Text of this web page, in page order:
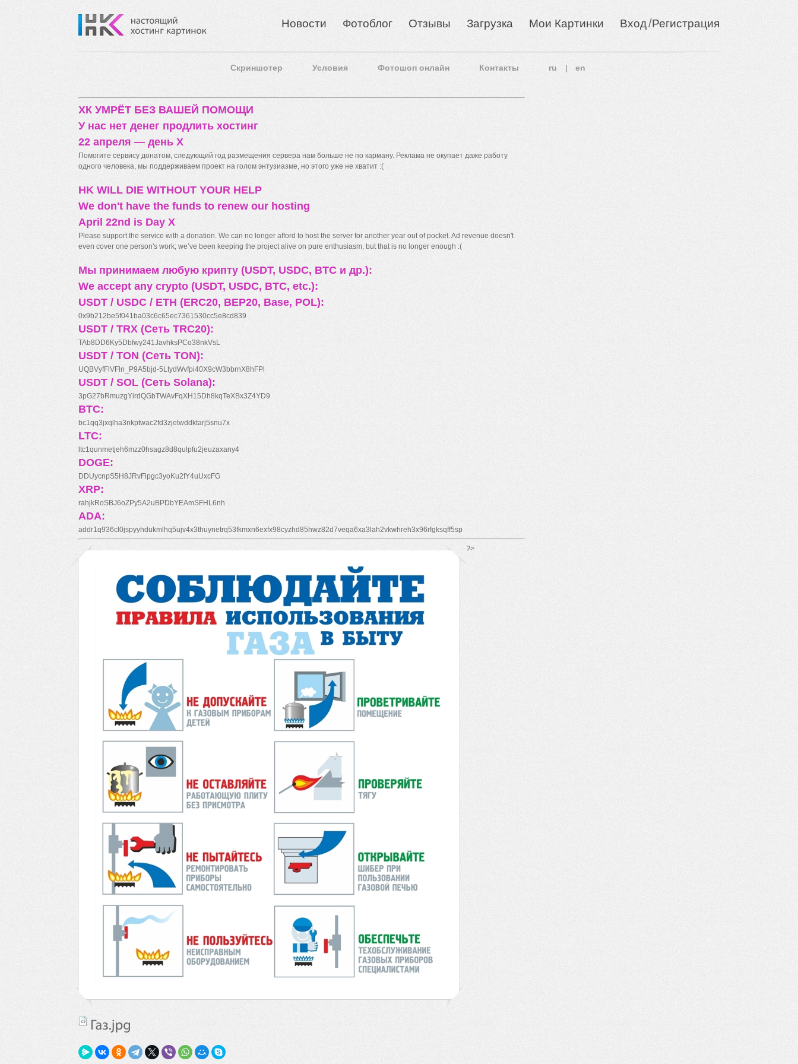
Новости Фотоблог Отзывы Загрузка Мои Картинки Вход/Регистрация
Скриншотер Условия Фотошоп онлайн Контакты ru en
ХК УМРЁТ БЕЗ ВАШЕЙ ПОМОЩИ
У нас нет денег продлить хостинг
22 апреля — день X
Помогите сервису донатом, следующий год размещения сервера нам больше не по карману. Реклама не окупает даже работу
одного человека, мы поддерживаем проект на голом энтузиазме, но этого уже не хватит :(
HK WILL DIE WITHOUT YOUR HELP
We don't have the funds to renew our hosting
April 22nd is Day X
Please support the service with a donation. We can no longer afford to host the server for another year out of pocket. Ad revenue doesn't
even cover one person's work; we’ve been keeping the project alive on pure enthusiasm, but that is no longer enough :(
Мы принимаем любую крипту (USDT, USDC, BTC и др.):
We accept any crypto (USDT, USDC, BTC, etc.):
USDT / USDC / ETH (ERC20, BEP20, Base, POL):
0x9b212be5f041ba03c6c65ec7361530cc5e8cd839
USDT / TRX (Сеть TRC20):
TAb8DD6Ky5Dbfwy241JavhksPCo38nkVsL
USDT / TON (Сеть TON):
UQBVyfFlVFln_P9A5bjd-5LtydWvfpi40X9cW3bbrnX8hFPl
USDT / SOL (Сеть Solana):
3pG27bRmuzgYirdQGbTWAvFqXH15Dh8kqTeXBx3Z4YD9
BTC:
bc1qq3jxqlha3nkptwac2fd3zjetwddktarj5snu7x
LTC:
ltc1qunmetjeh6mzz0hsagz8d8qulpfu2jeuzaxany4
DOGE:
DDUycnpS5H8JRvFipgc3yoKu2fY4uUxcFG
XRP:
rahjkRoSBJ6oZPy5A2uBPDbYEAmSFHL6nh
ADA:
addr1q936cl0jspyyhdukmlhq5ujv4x3thuynetrq53fkmxn6exfx98cyzhd85hwz82d7veqa6xa3lah2vkwhreh3x96rfgksqff5sp
*/ ?>